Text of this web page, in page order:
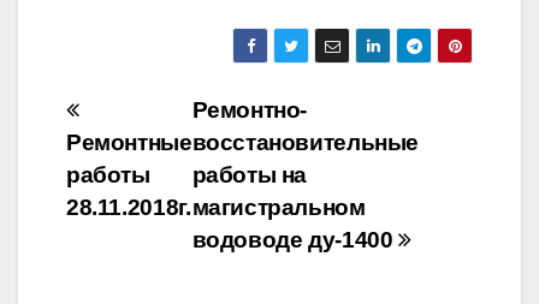
Навігація
записів
Ремонтно-
восстановительные
работы на
магистральном
водоводе ду-1400
Ремонтные
работы
28.11.2018г.